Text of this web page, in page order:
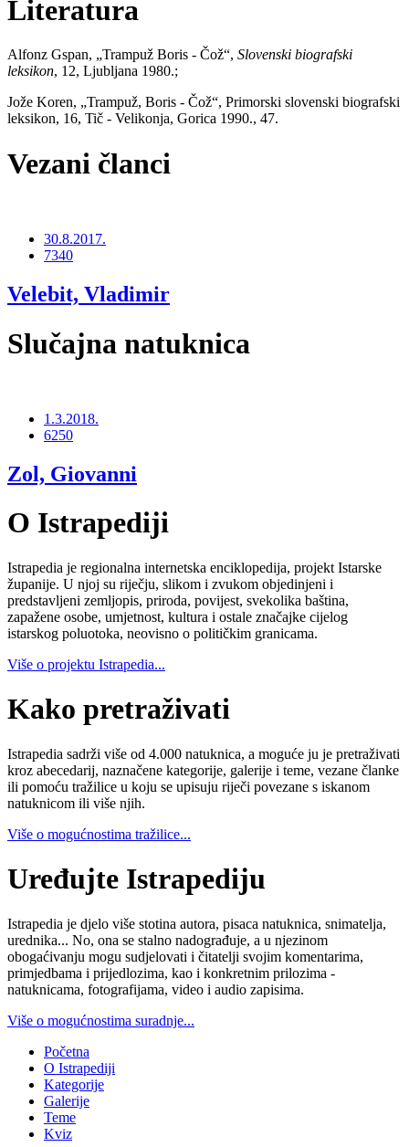
Literatura
Alfonz Gspan, „Trampuž Boris - Čož“, Slovenski biografski
leksikon, 12, Ljubljana 1980.;
Jože Koren, „Trampuž, Boris - Čož“, Primorski slovenski biografski
leksikon, 16, Tič - Velikonja, Gorica 1990., 47.
Vezani članci
30.8.2017.
7340
Velebit, Vladimir
Slučajna natuknica
1.3.2018.
6250
Zol, Giovanni
O Istrapediji
Istrapedia je regionalna internetska enciklopedija, projekt Istarske
županije. U njoj su riječju, slikom i zvukom objedinjeni i
predstavljeni zemljopis, priroda, povijest, svekolika baština,
zapažene osobe, umjetnost, kultura i ostale značajke cijelog
istarskog poluotoka, neovisno o političkim granicama.
Više o projektu Istrapedia...
Kako pretraživati
Istrapedia sadrži više od 4.000 natuknica, a moguće ju je pretraživati
kroz abecedarij, naznačene kategorije, galerije i teme, vezane članke
ili pomoću tražilice u koju se upisuju riječi povezane s iskanom
natuknicom ili više njih.
Više o mogućnostima tražilice...
Uređujte Istrapediju
Istrapedia je djelo više stotina autora, pisaca natuknica, snimatelja,
urednika... No, ona se stalno nadograđuje, a u njezinom
obogaćivanju mogu sudjelovati i čitatelji svojim komentarima,
primjedbama i prijedlozima, kao i konkretnim prilozima -
natuknicama, fotografijama, video i audio zapisima.
Više o mogućnostima suradnje...
Početna
O Istrapediji
Kategorije
Galerije
Teme
Kviz